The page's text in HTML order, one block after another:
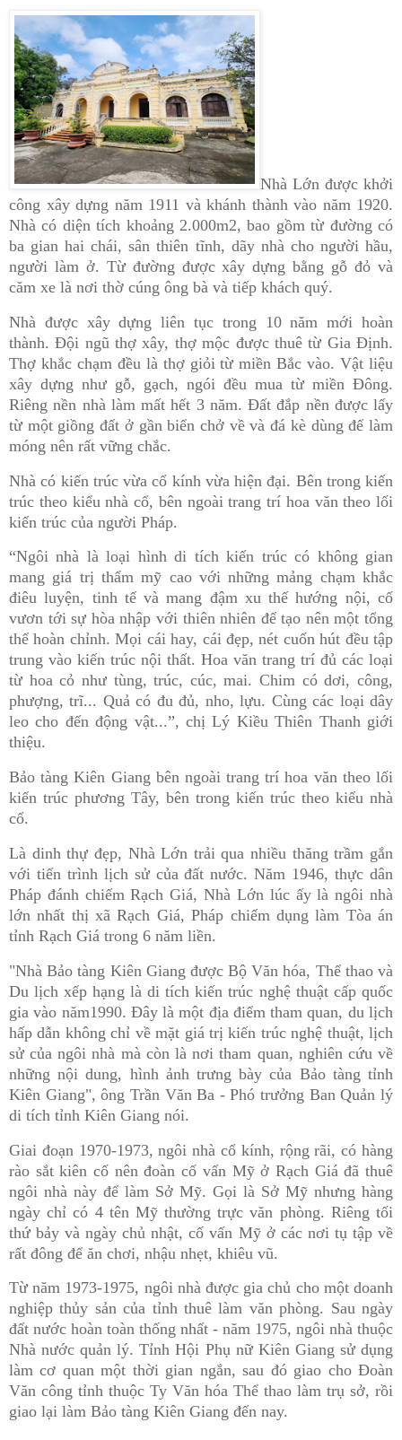
Nhà Lớn được khởi
công xây dựng năm 1911 và khánh thành vào năm 1920.
Nhà có diện tích khoảng 2.000m2, bao gồm từ đường có
ba gian hai chái, sân thiên tĩnh, dãy nhà cho người hầu,
người làm ở. Từ đường được xây dựng bằng gỗ đỏ và
căm xe là nơi thờ cúng ông bà và tiếp khách quý.
Nhà được xây dựng liên tục trong 10 năm mới hoàn
thành. Đội ngũ thợ xây, thợ mộc được thuê từ Gia Định.
Thợ khắc chạm đều là thợ giỏi từ miền Bắc vào. Vật liệu
xây dựng như gỗ, gạch, ngói đều mua từ miền Đông.
Riêng nền nhà làm mất hết 3 năm. Đất đắp nền được lấy
từ một giồng đất ở gần biển chở về và đá kè dùng để làm
móng nên rất vững chắc.
Nhà có kiến trúc vừa cổ kính vừa hiện đại. Bên trong kiến
trúc theo kiểu nhà cổ, bên ngoài trang trí hoa văn theo lối
kiến trúc của người Pháp.
“Ngôi nhà là loại hình di tích kiến trúc có không gian
mang giá trị thẩm mỹ cao với những mảng chạm khắc
điêu luyện, tinh tế và mang đậm xu thế hướng nội, cố
vươn tới sự hòa nhập với thiên nhiên để tạo nên một tổng
thể hoàn chỉnh. Mọi cái hay, cái đẹp, nét cuốn hút đều tập
trung vào kiến trúc nội thất. Hoa văn trang trí đủ các loại
từ hoa cỏ như tùng, trúc, cúc, mai. Chim có dơi, công,
phượng, trĩ... Quả có đu đủ, nho, lựu. Cùng các loại dây
leo cho đến động vật...”, chị Lý Kiều Thiên Thanh giới
thiệu.
Bảo tàng Kiên Giang bên ngoài trang trí hoa văn theo lối
kiến trúc phương Tây, bên trong kiến trúc theo kiểu nhà
cổ.
Là dinh thự đẹp, Nhà Lớn trải qua nhiều thăng trầm gắn
với tiến trình lịch sử của đất nước. Năm 1946, thực dân
Pháp đánh chiếm Rạch Giá, Nhà Lớn lúc ấy là ngôi nhà
lớn nhất thị xã Rạch Giá, Pháp chiếm dụng làm Tòa án
tỉnh Rạch Giá trong 6 năm liền.
"Nhà Bảo tàng Kiên Giang được Bộ Văn hóa, Thể thao và
Du lịch xếp hạng là di tích kiến trúc nghệ thuật cấp quốc
gia vào năm1990. Đây là một địa điểm tham quan, du lịch
hấp dẫn không chỉ về mặt giá trị kiến trúc nghệ thuật, lịch
sử của ngôi nhà mà còn là nơi tham quan, nghiên cứu về
những nội dung, hình ảnh trưng bày của Bảo tàng tỉnh
Kiên Giang", ông Trần Văn Ba - Phó trưởng Ban Quản lý
di tích tỉnh Kiên Giang nói.
Giai đoạn 1970-1973, ngôi nhà cổ kính, rộng rãi, có hàng
rào sắt kiên cố nên đoàn cố vấn Mỹ ở Rạch Giá đã thuê
ngôi nhà này để làm Sở Mỹ. Gọi là Sở Mỹ nhưng hàng
ngày chỉ có 4 tên Mỹ thường trực văn phòng. Riêng tối
thứ bảy và ngày chủ nhật, cố vấn Mỹ ở các nơi tụ tập về
rất đông để ăn chơi, nhậu nhẹt, khiêu vũ.
Từ năm 1973-1975, ngôi nhà được gia chủ cho một doanh
nghiệp thủy sản của tỉnh thuê làm văn phòng. Sau ngày
đất nước hoàn toàn thống nhất - năm 1975, ngôi nhà thuộc
Nhà nước quản lý. Tỉnh Hội Phụ nữ Kiên Giang sử dụng
làm cơ quan một thời gian ngắn, sau đó giao cho Đoàn
Văn công tỉnh thuộc Ty Văn hóa Thể thao làm trụ sở, rồi
giao lại làm Bảo tàng Kiên Giang đến nay.